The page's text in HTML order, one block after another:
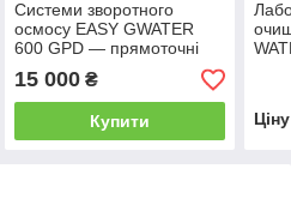
Системи зворотного
осмосу EASY GWATER
600 GPD — прямоточні
фільтри нового покоління
15 000₴
Купити